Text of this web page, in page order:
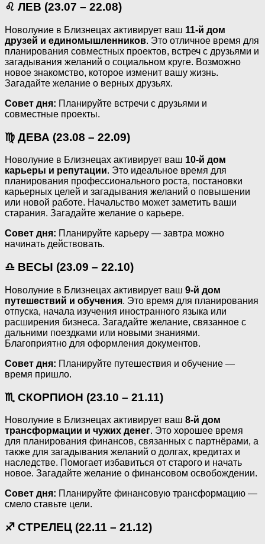
♌ ЛЕВ (23.07 – 22.08)
Новолуние в Близнецах активирует ваш 11-й дом
друзей и единомышленников. Это отличное время для
планирования совместных проектов, встреч с друзьями и
загадывания желаний о социальном круге. Возможно
новое знакомство, которое изменит вашу жизнь.
Загадайте желание о верных друзьях.
Совет дня: Планируйте встречи с друзьями и
совместные проекты.
♍ ДЕВА (23.08 – 22.09)
Новолуние в Близнецах активирует ваш 10-й дом
карьеры и репутации. Это идеальное время для
планирования профессионального роста, постановки
карьерных целей и загадывания желаний о повышении
или новой работе. Начальство может заметить ваши
старания. Загадайте желание о карьере.
Совет дня: Планируйте карьеру — завтра можно
начинать действовать.
♎ ВЕСЫ (23.09 – 22.10)
Новолуние в Близнецах активирует ваш 9-й дом
путешествий и обучения. Это время для планирования
отпуска, начала изучения иностранного языка или
расширения бизнеса. Загадайте желание, связанное с
дальними поездками или новыми знаниями.
Благоприятно для оформления документов.
Совет дня: Планируйте путешествия и обучение —
время пришло.
♏ СКОРПИОН (23.10 – 21.11)
Новолуние в Близнецах активирует ваш 8-й дом
трансформации и чужих денег. Это хорошее время
для планирования финансов, связанных с партнёрами, а
также для загадывания желаний о долгах, кредитах и
наследстве. Помогает избавиться от старого и начать
новое. Загадайте желание о финансовом освобождении.
Совет дня: Планируйте финансовую трансформацию —
смело ставьте цели.
♐ СТРЕЛЕЦ (22.11 – 21.12)